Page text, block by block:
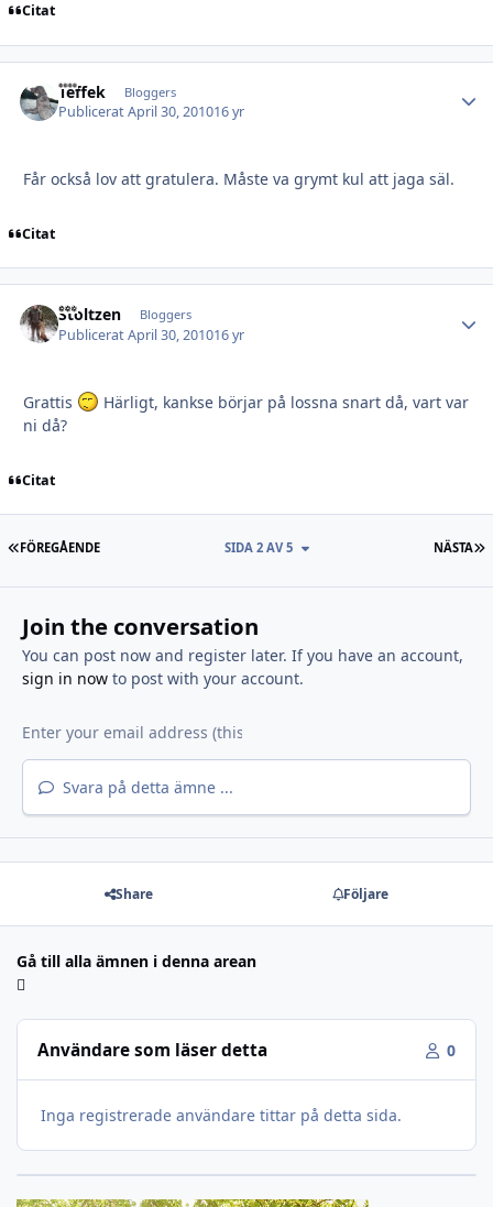
Citat
Teffek Bloggers
PubliceratApril 30, 201016 yr
Får också lov att gratulera. Måste va grymt kul att jaga säl.
Citat
Stoltzen Bloggers
PubliceratApril 30, 201016 yr
Grattis
Härligt, kankse börjar på lossna snart då, vart var
ni då?
Citat
FÖRSTA SIDAN
FÖREGÅENDE NÄSTA
SIDA 2 AV 5
Join the conversation
You can post now and register later. If you have an account,
sign in nowto post with your account.
Svara på detta ämne ...
Share Följare
Gå till alla ämnen i denna arean
Användare som läser detta 0
Inga registrerade användare tittar på detta sida.